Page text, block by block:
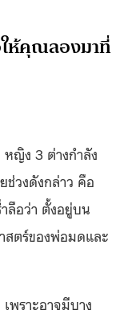
ห้คุณลองมาที่
ญิง 3 ต่างกำลัง
ช่วงดังกล่าว คือ
ลือว่า ตั้งอยู่บน
สตร์ของพ่อมดและ
พราะอาจมีบาง